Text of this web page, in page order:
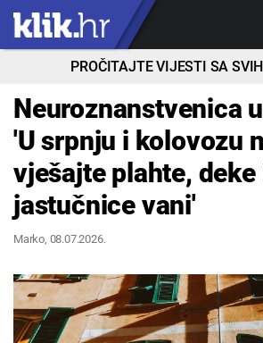
PROČITAJTE VIJESTI SA
Neuroznanstvenica
'U srpnju i kolovozu
vješajte plahte, deke
jastučnice vani'
Marko, 08.07.2026.